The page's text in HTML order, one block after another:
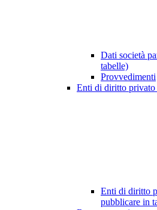
Dati società
tabelle)
Provvedimenti
Enti di diritto privato
Enti di diritto
pubblicare in